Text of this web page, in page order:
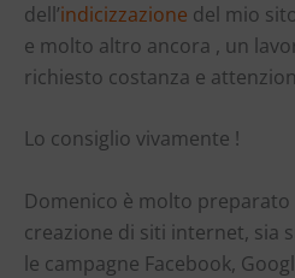
dell’indicizzazione del mio
e molto altro ancora , un
richiesto costanza e
Lo consiglio vivamente !
Domenico è molto preparato
creazione di siti internet, sia
le campagne Facebook,